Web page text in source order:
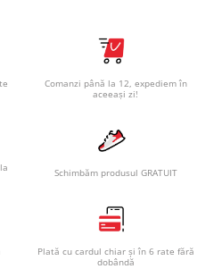
Comanzi până la 12, expediem în
aceeași zi!
Schimbăm produsul GRATUIT
Plată cu cardul chiar și în 6 rate fără
dobândă